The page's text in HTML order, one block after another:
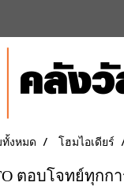
งหมด โฮมไอเดียร์
ตอบโจทย์ทุก